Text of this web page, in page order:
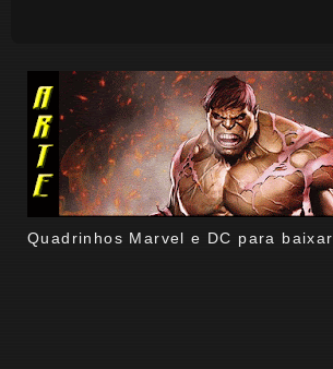
Quadrinhos Marvel e DC para baixar.